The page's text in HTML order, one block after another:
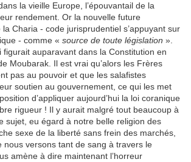
la vieille Europe, l’épouvantail de la
rendement. Or la nouvelle future
Charia - code jurisprudentiel s’appuyant sur
- comme « source de toute législation ».
figurait auparavant dans la Constitution en
Moubarak. Il est vrai qu’alors les Frères
pas au pouvoir et que les salafistes
soutien au gouvernement, ce qui les met
d’appliquer aujourd’hui la loi coranique
rigueur ! Il y aurait malgré tout beaucoup à
sujet, eu égard à notre belle religion des
sexe de la liberté sans frein des marchés,
nous versons tant de sang à travers le
amène à dire maintenant l’horreur